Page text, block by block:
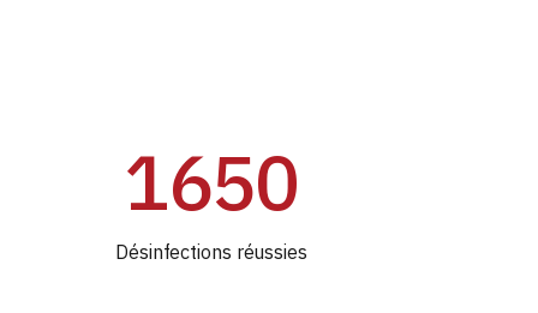
1650
Désinfections réussies